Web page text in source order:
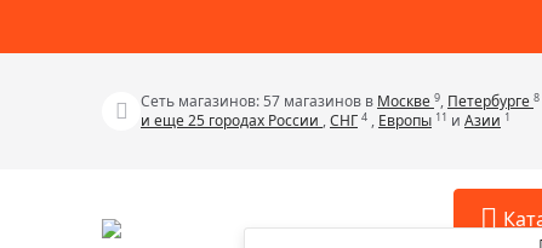
Сеть магазинов: 57 магазинов в Москве 9, Петербурге 8
и еще 25 городах России ,СНГ 4 , Европы 11 и Азии 1